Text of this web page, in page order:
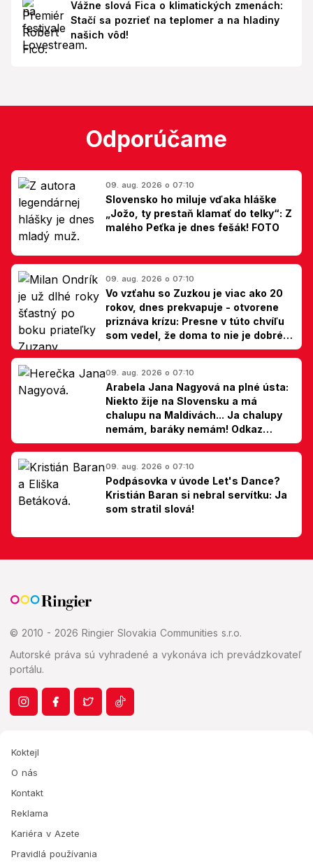
Vážne slová Fica o klimatických zmenách:
Stačí sa pozrieť na teplomer a na hladiny
našich vôd!
Odporúčame
09. aug. 2026 o 07:10
Slovensko ho miluje vďaka hláške
„Jožo, ty prestaň klamať do telky“: Z
malého Peťka je dnes fešák! FOTO
09. aug. 2026 o 07:10
Vo vzťahu so Zuzkou je viac ako 20
rokov, dnes prekvapuje - otvorene
priznáva krízu: Presne v túto chvíľu
som vedel, že doma to nie je dobré,
hovorí Milan Ondrík
09. aug. 2026 o 07:10
Arabela Jana Nagyová na plné ústa:
Niekto žije na Slovensku a má
chalupu na Maldivách... Ja chalupy
nemám, baráky nemám! Odkaz
Slovákom
09. aug. 2026 o 07:10
Podpásovka v úvode Let's Dance?
Kristián Baran si nebral servítku: Ja
som stratil slová!
© 2010 - 2026 Ringier Slovakia Communities s.r.o.
Autorské práva sú vyhradené a vykonáva ich prevádzkovateľ
portálu.
Koktejl
O nás
Kontakt
Reklama
Kariéra v Azete
Pravidlá používania